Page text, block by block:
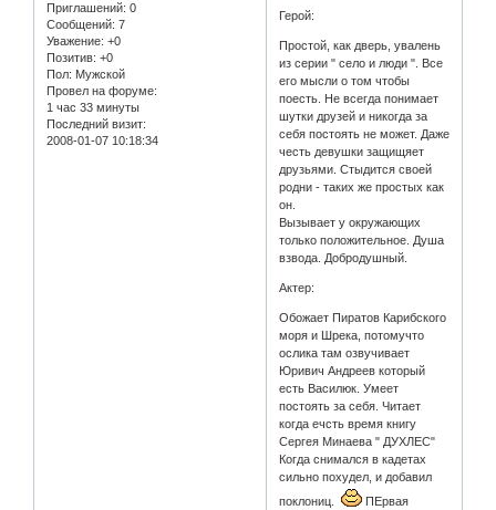
Приглашений: 0
Сообщений: 7
Уважение: +0
Позитив: +0
Пол: Мужской
Провел на форуме:
1 час 33 минуты
Последний визит:
2008-01-07 10:18:34
Герой:
Простой, как дверь, увалень
из серии " село и люди ". Все
его мысли о том чтобы
поесть. Не всегда понимает
шутки друзей и никогда за
себя постоять не может. Даже
честь девушки защищяет
друзьями. Стыдится своей
родни - таких же простых как
он.
Вызывает у окружающих
только положительное. Душа
взвода. Добродушный.
Актер:
Обожает Пиратов Карибского
моря и Шрека, потомучто
ослика там озвучивает
Юривич Андреев который
есть Василюк. Умеет
постоять за себя. Читает
когда ечсть время книгу
Сергея Минаева " ДУХЛЕС"
Когда снимался в кадетах
сильно похудел, и добавил
поклониц.
ПЕрвая